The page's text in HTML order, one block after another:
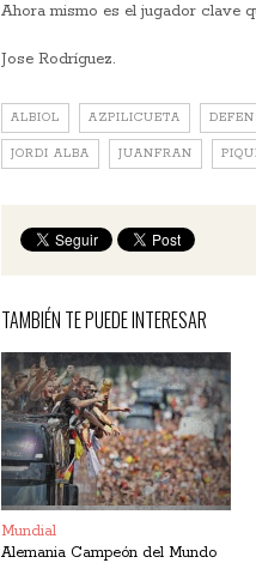
Ahora mismo es el jugador clave
Jose Rodríguez.
ALBIOL AZPILICUETA
JORDI ALBA JUANFRAN
TAMBIÉN TE PUEDE INTERESAR
Mundial
Alemania Campeón del Mundo